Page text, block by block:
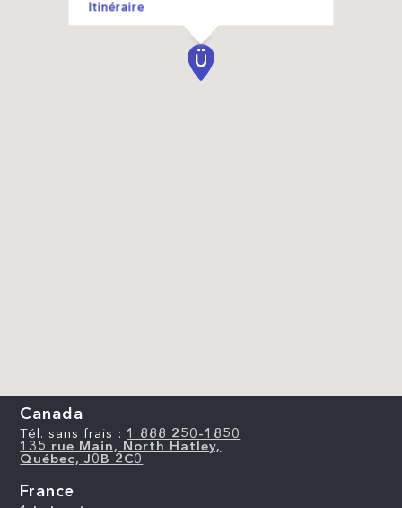
Itinéraire
Canada
Tél. sans frais : 1 888 250-1850
135 rue Main, North Hatley,
Québec, J0B 2C0
France